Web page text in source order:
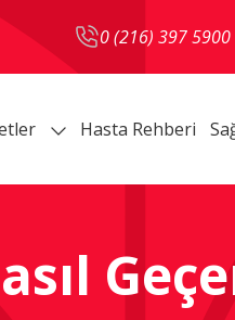
0 (216) 397 5900
Hasta Rehberi